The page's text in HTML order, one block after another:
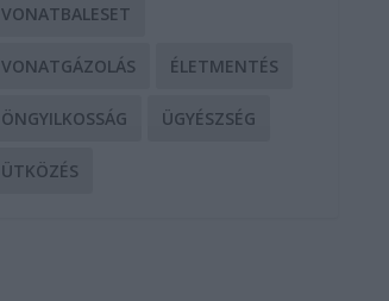
VONATBALESET
VONATGÁZOLÁS ÉLETMENTÉS
ÖNGYILKOSSÁG ÜGYÉSZSÉG
ÜTKÖZÉS